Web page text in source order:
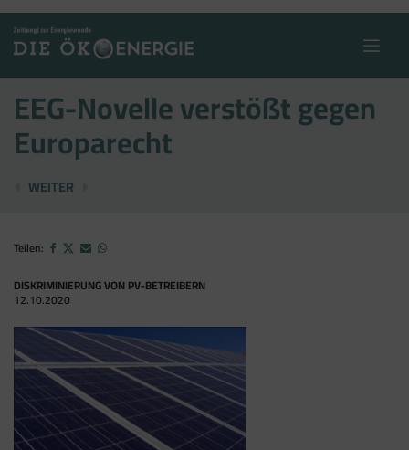
content
EEG-Novelle verstößt gegen
Europarecht
FEINSTAUBEMISSIONEN ZURÜCKGEGANGEN
WEITER
Teilen:
DISKRIMINIERUNG VON PV-BETREIBERN
12.10.2020